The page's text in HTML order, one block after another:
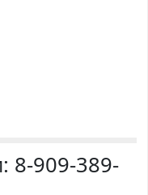
8-909-389-